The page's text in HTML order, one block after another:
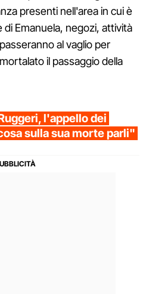
presenti nell'area in cui è
Emanuela, negozi, attività
al vaglio per
il passaggio della
l'appello dei
sulla sua morte parli"